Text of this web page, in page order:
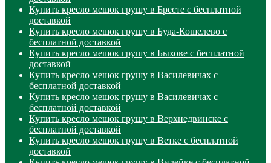
Купить кресло мешок грушу в Бресте с бесплатной
доставкой
Купить кресло мешок грушу в Буда-Кошелево с
бесплатной доставкой
Купить кресло мешок грушу в Быхове с бесплатной
доставкой
Купить кресло мешок грушу в Василевичах с
бесплатной доставкой
Купить кресло мешок грушу в Василевичах с
бесплатной доставкой
Купить кресло мешок грушу в Верхнедвинске с
бесплатной доставкой
Купить кресло мешок грушу в Ветке с бесплатной
доставкой